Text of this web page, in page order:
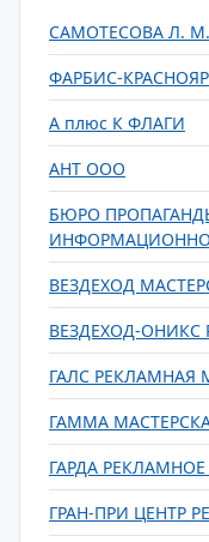
САМОТЕСОВА Л. М.
ФАРБИС-
А плюс К ФЛАГИ
АНТ ООО
БЮРО
ВЕЗДЕХОД
ВЕЗДЕХОД-ОНИКС
ГАЛС РЕКЛАМНАЯ
ГАММА
ГАРДА РЕКЛАМНОЕ
ГРАН-ПРИ ЦЕНТР